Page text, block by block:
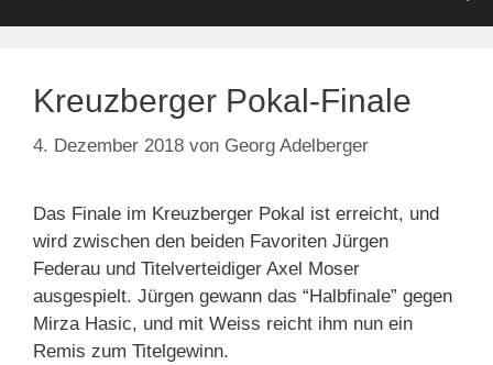
Kreuzberger Pokal-Finale
4. Dezember 2018 von Georg Adelberger
Das Finale im Kreuzberger Pokal ist erreicht, und
wird zwischen den beiden Favoriten Jürgen
Federau und Titelverteidiger Axel Moser
ausgespielt. Jürgen gewann das “Halbfinale” gegen
Mirza Hasic, und mit Weiss reicht ihm nun ein
Remis zum Titelgewinn.